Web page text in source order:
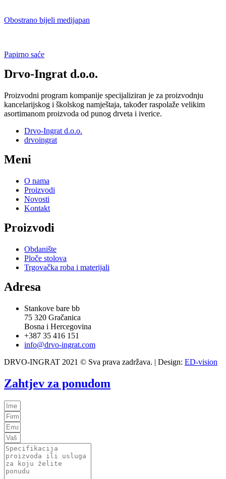
Obostrano bijeli medijapan
Papirno saće
Drvo-Ingrat d.o.o.
Proizvodni program kompanije specijaliziran je za proizvodnju
kancelarijskog i školskog namještaja, također raspolaže velikim
asortimanom proizvoda od punog drveta i iverice.
Drvo-Ingrat d.o.o.
drvoingrat
Meni
O nama
Proizvodi
Novosti
Kontakt
Proizvodi
Obdanište
Ploče stolova
Trgovačka roba i materijali
Adresa
Stankove bare bb
75 320 Gračanica
Bosna i Hercegovina
+387 35 416 151
info@drvo-ingrat.com
DRVO-INGRAT 2021 © Sva prava zadržava. | Design: ED-vision
Zahtjev za ponudom